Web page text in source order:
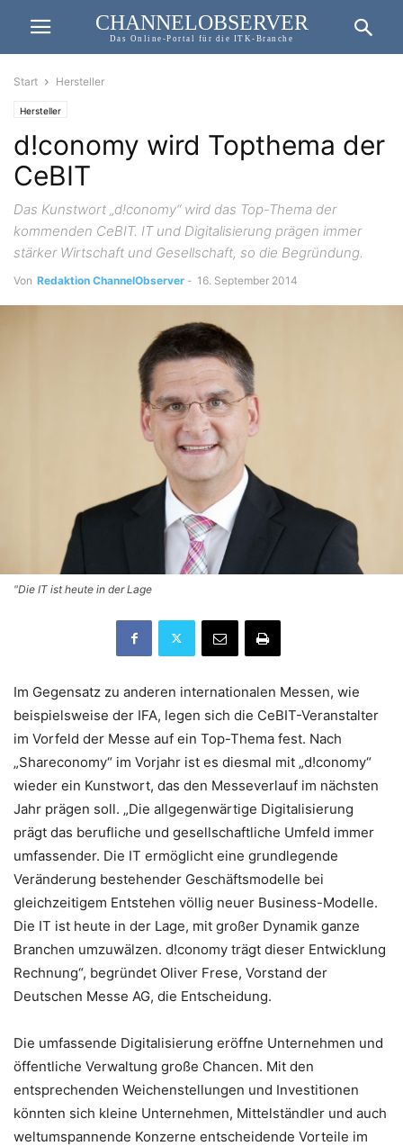
CHANNELOBSERVER
Das Online-Portal für die ITK-Branche
Start Hersteller
Hersteller
d!conomy wird Topthema der
CeBIT
Das Kunstwort „d!conomy“ wird das Top-Thema der
kommenden CeBIT. IT und Digitalisierung prägen immer
stärker Wirtschaft und Gesellschaft, so die Begründung.
Von Redaktion ChannelObserver - 16. September 2014
"Die IT ist heute in der Lage
Im Gegensatz zu anderen internationalen Messen, wie
beispielsweise der IFA, legen sich die CeBIT-Veranstalter
im Vorfeld der Messe auf ein Top-Thema fest. Nach
„Shareconomy“ im Vorjahr ist es diesmal mit „d!conomy“
wieder ein Kunstwort, das den Messeverlauf im nächsten
Jahr prägen soll. „Die allgegenwärtige Digitalisierung
prägt das berufliche und gesellschaftliche Umfeld immer
umfassender. Die IT ermöglicht eine grundlegende
Veränderung bestehender Geschäftsmodelle bei
gleichzeitigem Entstehen völlig neuer Business-Modelle.
Die IT ist heute in der Lage, mit großer Dynamik ganze
Branchen umzuwälzen. d!conomy trägt dieser Entwicklung
Rechnung“, begründet Oliver Frese, Vorstand der
Deutschen Messe AG, die Entscheidung.
Die umfassende Digitalisierung eröffne Unternehmen und
öffentliche Verwaltung große Chancen. Mit den
entsprechenden Weichenstellungen und Investitionen
könnten sich kleine Unternehmen, Mittelständler und auch
weltumspannende Konzerne entscheidende Vorteile im